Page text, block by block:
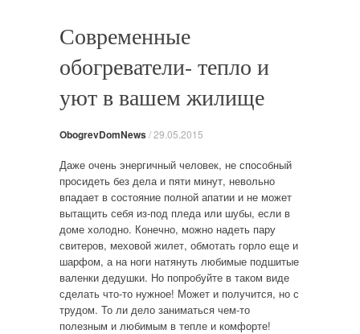
Современные
обогреватели- тепло и
уют в вашем жилище
ObogrevDomNews/29.05.2015
Даже очень энергичный человек, не способный
просидеть без дела и пяти минут, невольно
впадает в состояние полной апатии и не может
вытащить себя из-под пледа или шубы, если в
доме холодно. Конечно, можно надеть пару
свитеров, меховой жилет, обмотать горло еще и
шарфом, а на ноги натянуть любимые подшитые
валенки дедушки. Но попробуйте в таком виде
сделать что-то нужное! Может и получится, но с
трудом. То ли дело заниматься чем-то
полезным и любимым в тепле и комфорте!